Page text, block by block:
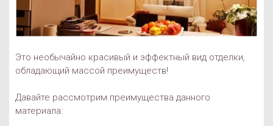
Это необычайно красивый и эффектный вид отделки,
обладающий массой преимуществ!
Давайте рассмотрим преимущества данного
материала: